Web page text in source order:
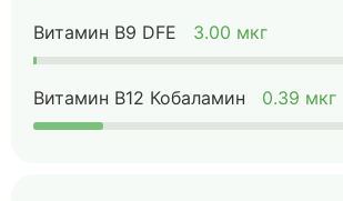
Витамин B9 DFE 3.00 мкг
Витамин B12 Кобаламин 0.39 мкг